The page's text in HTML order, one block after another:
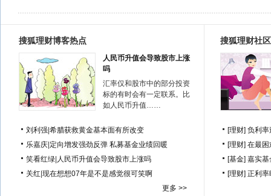
搜狐理财博客热点
人民币升值会导致股市上涨
吗
汇率仅和股市中的部分投资
标的有时会有一定联系。比
如人民币升值……
刘利强 希腊获救黄金基本面有所改变
乐嘉庆 定向增发强劲反弹 私募基金业绩回暖
笑看红绿 人民币升值会导致股市上涨吗
关红 现在想想07年是不是感觉很可笑啊
更多 >>
搜狐理财社
[理财] 负利率
[理财] 在最困
[基金] 嘉实基
[理财] 正利率